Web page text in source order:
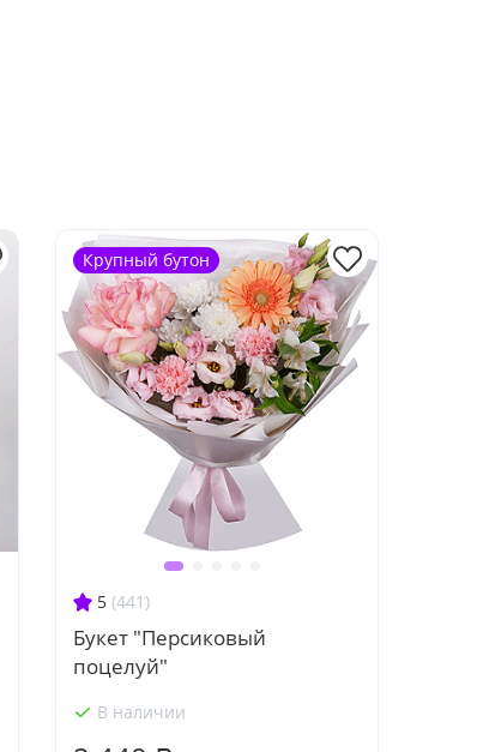
5 (441)
Букет "Персиковый
поцелуй"
В наличии
Крупный бутон